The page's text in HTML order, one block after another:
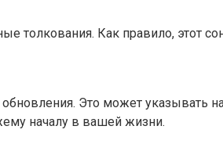
толкования. Как правило, этот
Это может указывать на
началу в вашей жизни.